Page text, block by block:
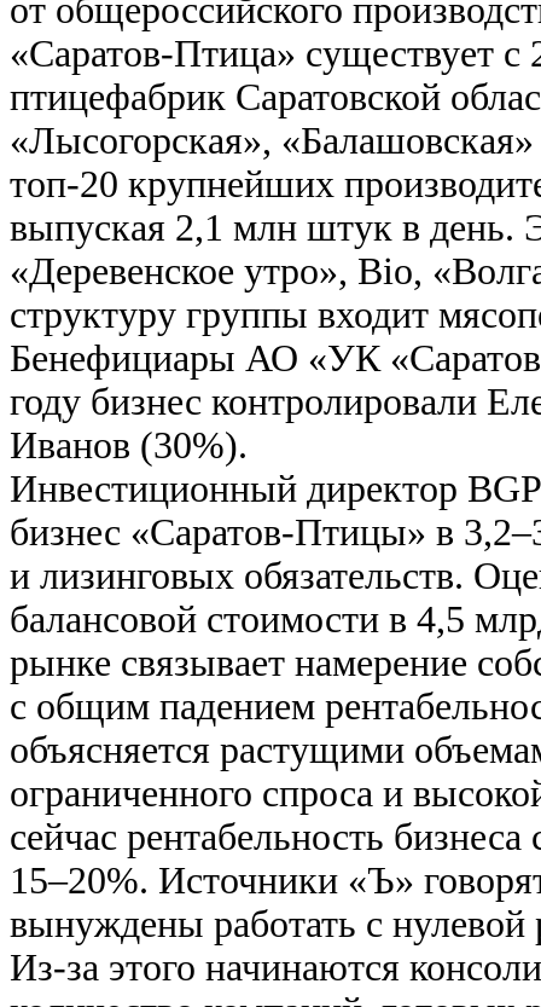
от общероссийского
«Саратов-Птица» существует с
птицефабрик Саратовской
«Лысогорская»,
топ-20 крупнейших
выпуская 2,1 млн штук в день.
«Деревенское утро», Bio,
структуру группы входит
Бенефициары АО «УК
году бизнес контролировали
Иванов (30%).
Инвестиционный директор
бизнес «Саратов-Птицы» в
и лизинговых обязательств.
балансовой стоимости в 4,5
рынке связывает намерение
с общим падением
объясняется растущими
ограниченного спроса и
сейчас рентабельность
15–20%. Источники «Ъ»
вынуждены работать с нулевой
Из-за этого начинаются